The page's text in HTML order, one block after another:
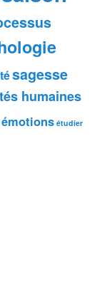
sagesse
humaines
émotions étudier